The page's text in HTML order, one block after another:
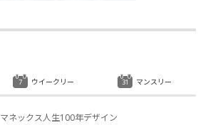
マネックス人生100年デザイン
ウイークリー マンスリー